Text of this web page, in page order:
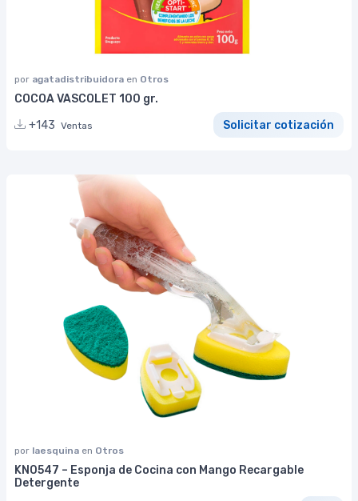
por agatadistribuidora en Otros
COCOA VASCOLET 100 gr.
+143 Ventas Solicitar cotización
por laesquina en Otros
KN0547 – Esponja de Cocina con Mango Recargable
Detergente